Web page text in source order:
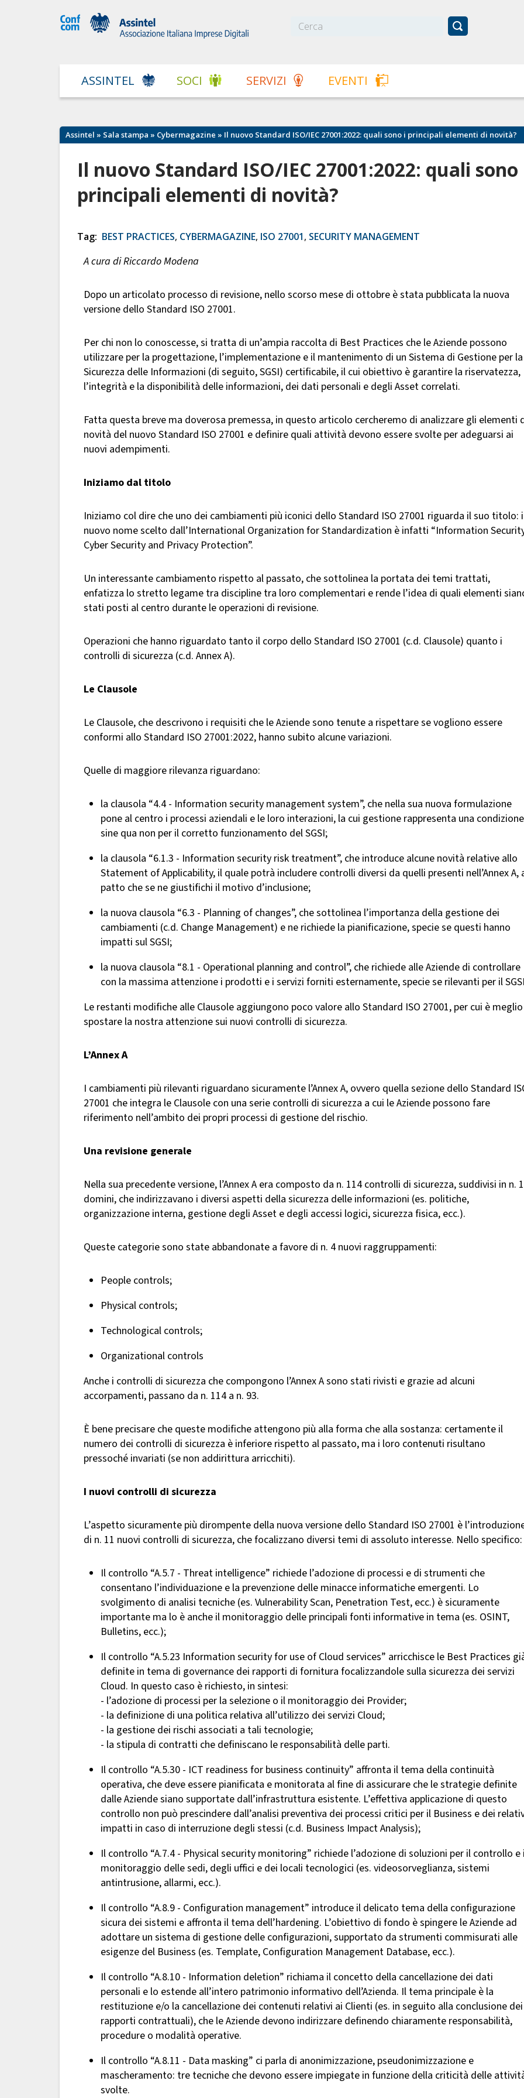
ASSINTEL SOCI SERVIZI EVENTI
Assintel » Sala stampa » Cybermagazine » Il nuovo Standard ISO/IEC 27001:2022: quali sono i principali elementi di novità?
Il nuovo Standard ISO/IEC 27001:2022: quali sono
principali elementi di novità?
Tag: BEST PRACTICES, CYBERMAGAZINE, ISO 27001, SECURITY MANAGEMENT
A cura di Riccardo Modena
Dopo un articolato processo di revisione, nello scorso mese di ottobre è stata pubblicata la nuova
versione dello Standard ISO 27001.
Per chi non lo conoscesse, si tratta di un’ampia raccolta di Best Practices che le Aziende possono
utilizzare per la progettazione, l’implementazione e il mantenimento di un Sistema di Gestione per la
Sicurezza delle Informazioni (di seguito, SGSI) certificabile, il cui obiettivo è garantire la riservatezza,
l’integrità e la disponibilità delle informazioni, dei dati personali e degli Asset correlati.
Fatta questa breve ma doverosa premessa, in questo articolo cercheremo di analizzare gli elementi
novità del nuovo Standard ISO 27001 e definire quali attività devono essere svolte per adeguarsi ai
nuovi adempimenti.
Iniziamo dal titolo
Iniziamo col dire che uno dei cambiamenti più iconici dello Standard ISO 27001 riguarda il suo titolo:
nuovo nome scelto dall’International Organization for Standardization è infatti “Information
Cyber Security and Privacy Protection”.
Un interessante cambiamento rispetto al passato, che sottolinea la portata dei temi trattati,
enfatizza lo stretto legame tra discipline tra loro complementari e rende l’idea di quali elementi
stati posti al centro durante le operazioni di revisione.
Operazioni che hanno riguardato tanto il corpo dello Standard ISO 27001 (c.d. Clausole) quanto i
controlli di sicurezza (c.d. Annex A).
Le Clausole
Le Clausole, che descrivono i requisiti che le Aziende sono tenute a rispettare se vogliono essere
conformi allo Standard ISO 27001:2022, hanno subito alcune variazioni.
Quelle di maggiore rilevanza riguardano:
la clausola “4.4 - Information security management system”, che nella sua nuova formulazione
pone al centro i processi aziendali e le loro interazioni, la cui gestione rappresenta una condizione
sine qua non per il corretto funzionamento del SGSI;
la clausola “6.1.3 - Information security risk treatment”, che introduce alcune novità relative allo
Statement of Applicability, il quale potrà includere controlli diversi da quelli presenti nell’Annex A,
patto che se ne giustifichi il motivo d’inclusione;
la nuova clausola “6.3 - Planning of changes”, che sottolinea l’importanza della gestione dei
cambiamenti (c.d. Change Management) e ne richiede la pianificazione, specie se questi hanno
impatti sul SGSI;
la nuova clausola “8.1 - Operational planning and control”, che richiede alle Aziende di controllare
con la massima attenzione i prodotti e i servizi forniti esternamente, specie se rilevanti per il
Le restanti modifiche alle Clausole aggiungono poco valore allo Standard ISO 27001, per cui è meglio
spostare la nostra attenzione sui nuovi controlli di sicurezza.
L’Annex A
I cambiamenti più rilevanti riguardano sicuramente l’Annex A, ovvero quella sezione dello Standard
27001 che integra le Clausole con una serie controlli di sicurezza a cui le Aziende possono fare
riferimento nell’ambito dei propri processi di gestione del rischio.
Una revisione generale
Nella sua precedente versione, l’Annex A era composto da n. 114 controlli di sicurezza, suddivisi in n.
domini, che indirizzavano i diversi aspetti della sicurezza delle informazioni (es. politiche,
organizzazione interna, gestione degli Asset e degli accessi logici, sicurezza fisica, ecc.).
Queste categorie sono state abbandonate a favore di n. 4 nuovi raggruppamenti:
People controls;
Physical controls;
Technological controls;
Organizational controls
Anche i controlli di sicurezza che compongono l’Annex A sono stati rivisti e grazie ad alcuni
accorpamenti, passano da n. 114 a n. 93.
È bene precisare che queste modifiche attengono più alla forma che alla sostanza: certamente il
numero dei controlli di sicurezza è inferiore rispetto al passato, ma i loro contenuti risultano
pressoché invariati (se non addirittura arricchiti).
I nuovi controlli di sicurezza
L’aspetto sicuramente più dirompente della nuova versione dello Standard ISO 27001 è
di n. 11 nuovi controlli di sicurezza, che focalizzano diversi temi di assoluto interesse. Nello specifico:
Il controllo “A.5.7 - Threat intelligence” richiede l’adozione di processi e di strumenti che
consentano l’individuazione e la prevenzione delle minacce informatiche emergenti. Lo
svolgimento di analisi tecniche (es. Vulnerability Scan, Penetration Test, ecc.) è sicuramente
importante ma lo è anche il monitoraggio delle principali fonti informative in tema (es. OSINT,
Bulletins, ecc.);
Il controllo “A.5.23 Information security for use of Cloud services” arricchisce le Best Practices
definite in tema di governance dei rapporti di fornitura focalizzandole sulla sicurezza dei servizi
Cloud. In questo caso è richiesto, in sintesi:
- l’adozione di processi per la selezione o il monitoraggio dei Provider;
- la definizione di una politica relativa all’utilizzo dei servizi Cloud;
- la gestione dei rischi associati a tali tecnologie;
- la stipula di contratti che definiscano le responsabilità delle parti.
Il controllo “A.5.30 - ICT readiness for business continuity” affronta il tema della continuità
operativa, che deve essere pianificata e monitorata al fine di assicurare che le strategie definite
dalle Aziende siano supportate dall’infrastruttura esistente. L’effettiva applicazione di questo
controllo non può prescindere dall’analisi preventiva dei processi critici per il Business e dei
impatti in caso di interruzione degli stessi (c.d. Business Impact Analysis);
Il controllo “A.7.4 - Physical security monitoring” richiede l’adozione di soluzioni per il controllo e
monitoraggio delle sedi, degli uffici e dei locali tecnologici (es. videosorveglianza, sistemi
antintrusione, allarmi, ecc.).
Il controllo “A.8.9 - Configuration management” introduce il delicato tema della configurazione
sicura dei sistemi e affronta il tema dell’hardening. L’obiettivo di fondo è spingere le Aziende ad
adottare un sistema di gestione delle configurazioni, supportato da strumenti commisurati alle
esigenze del Business (es. Template, Configuration Management Database, ecc.).
Il controllo “A.8.10 - Information deletion” richiama il concetto della cancellazione dei dati
personali e lo estende all’intero patrimonio informativo dell’Azienda. Il tema principale è la
restituzione e/o la cancellazione dei contenuti relativi ai Clienti (es. in seguito alla conclusione dei
rapporti contrattuali), che le Aziende devono indirizzare definendo chiaramente responsabilità,
procedure o modalità operative.
Il controllo “A.8.11 - Data masking” ci parla di anonimizzazione, pseudonimizzazione e
mascheramento: tre tecniche che devono essere impiegate in funzione della criticità delle
svolte.